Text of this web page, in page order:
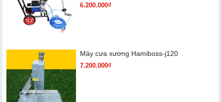
6.200.000₫
Máy cưa xương Hamiboss-j120
7.200.000₫